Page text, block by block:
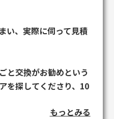
い、実際に伺って見積
と交換がお勧めという
を探してくださり、10
もっとみる